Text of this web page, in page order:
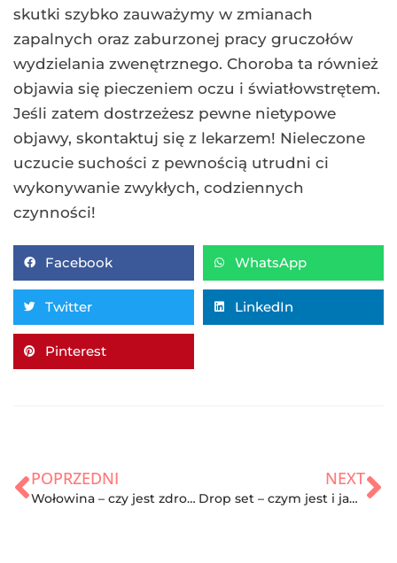
skutki szybko zauważymy w zmianach
zapalnych oraz zaburzonej pracy gruczołów
wydzielania zwenętrznego. Choroba ta również
objawia się pieczeniem oczu i światłowstrętem.
Jeśli zatem dostrzeżesz pewne nietypowe
objawy, skontaktuj się z lekarzem! Nieleczone
uczucie suchości z pewnością utrudni ci
wykonywanie zwykłych, codziennych
czynności!
Facebook WhatsApp
Twitter LinkedIn
Pinterest
POPRZEDNI
Wołowina – czy jest zdrowa? Które mięso warto wybrać ?
NEXT
Drop set – czym jest i jak z niego korzystać?